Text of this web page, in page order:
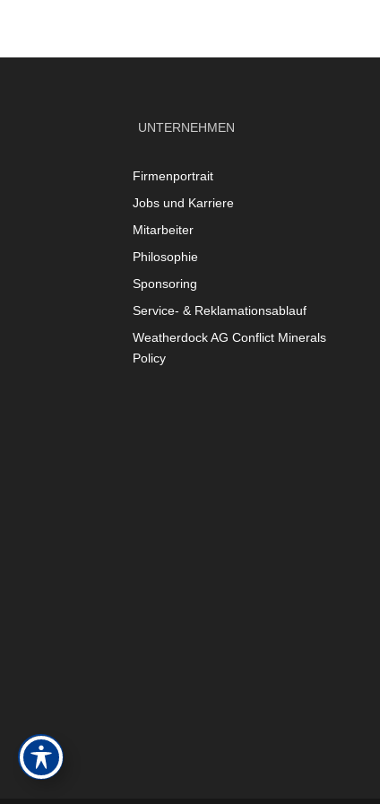
UNTERNEHMEN
Firmenportrait
Jobs und Karriere
Mitarbeiter
Philosophie
Sponsoring
Service- & Reklamationsablauf
Weatherdock AG Conflict Minerals
Policy